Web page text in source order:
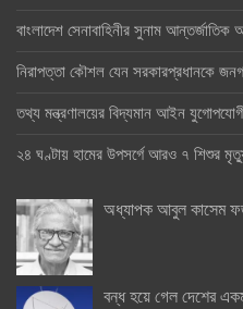
বাংলাদেশ সেনাবাহিনীর সুনাম আন্তর্জাতিক
নিরাপত্তা কৌশল যেন সরকারপ্রধানকে
তথ্য মন্ত্রণালয়ের বিদ্যমান আইন
২৪ ঘণ্টায় হামের উপসর্গে আরও ৭ শিশুর
অধ্যাপক আবুল কাসেম
বন্ধ হয়ে গেল দেশের